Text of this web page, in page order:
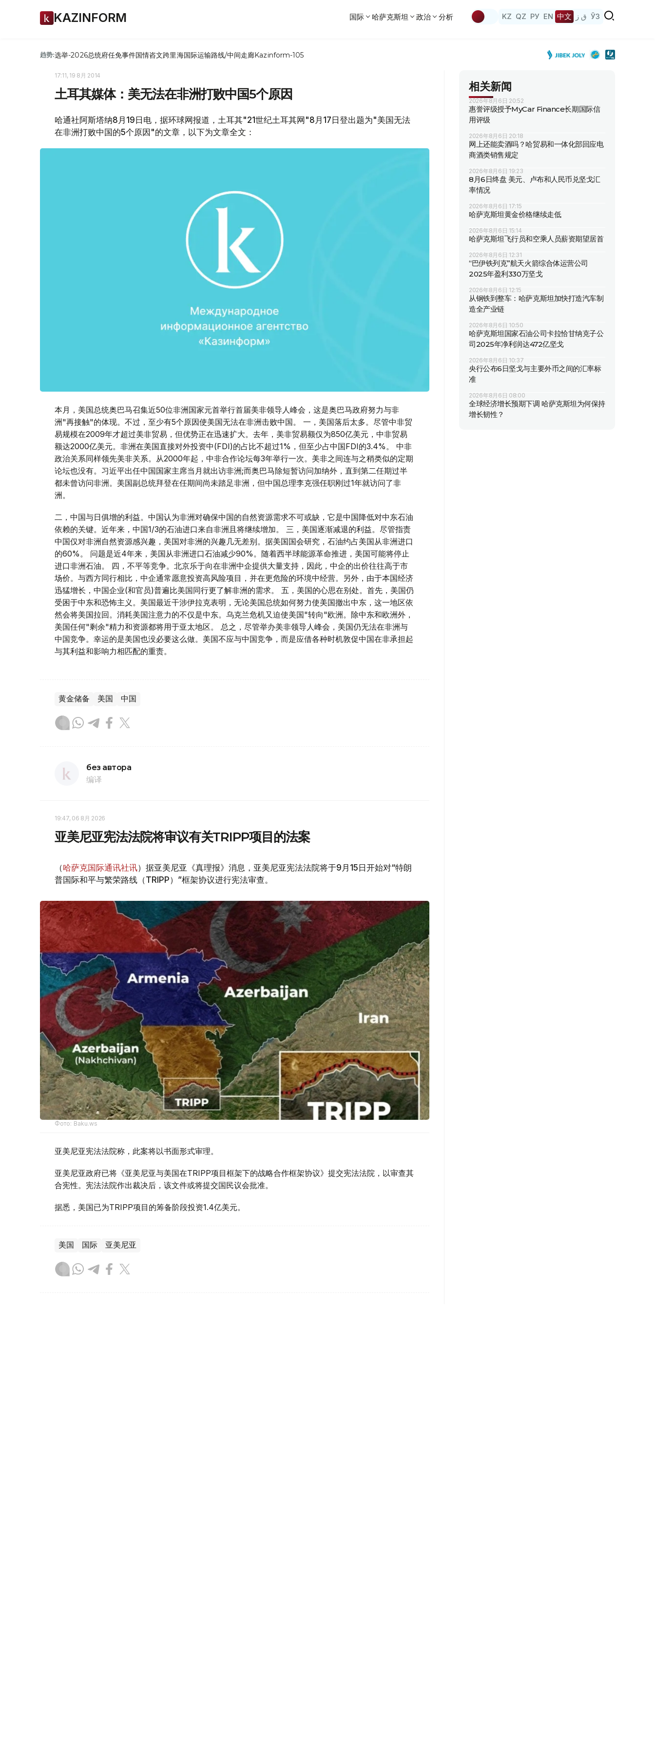
KAZINFORM 国际 哈萨克斯坦 政治 分析 KZ QZ РУ EN 中文 ق ز ЎЗ
趋势:选举-2026总统府任免事件国情咨文跨里海国际运输路线/中间走廊Kazinform-105
17:11, 19 8月 2014
土耳其媒体：美无法在非洲打败中国5个原因
哈通社阿斯塔纳8月19日电，据环球网报道，土耳其"21世纪土耳其网"8月17日登出题为"美国无法
在非洲打败中国的5个原因"的文章，以下为文章全文：
本月，美国总统奥巴马召集近50位非洲国家元首举行首届美非领导人峰会，这是奥巴马政府努力与非
洲"再接触"的体现。不过，至少有5个原因使美国无法在非洲击败中国。 一，美国落后太多。尽管中非贸
易规模在2009年才超过美非贸易，但优势正在迅速扩大。去年，美非贸易额仅为850亿美元，中非贸易
额达2000亿美元。非洲在美国直接对外投资中(FDI)的占比不超过1%，但至少占中国FDI的3.4%。 中非
政治关系同样领先美非关系。从2000年起，中非合作论坛每3年举行一次。美非之间连与之稍类似的定期
论坛也没有。习近平出任中国国家主席当月就出访非洲;而奥巴马除短暂访问加纳外，直到第二任期过半
都未曾访问非洲。美国副总统拜登在任期间尚未踏足非洲，但中国总理李克强任职刚过1年就访问了非
洲。
二，中国与日俱增的利益。中国认为非洲对确保中国的自然资源需求不可或缺，它是中国降低对中东石油
依赖的关键。近年来，中国1/3的石油进口来自非洲且将继续增加。 三，美国逐渐减退的利益。尽管指责
中国仅对非洲自然资源感兴趣，美国对非洲的兴趣几无差别。据美国国会研究，石油约占美国从非洲进口
的60%。 问题是近4年来，美国从非洲进口石油减少90%。随着西半球能源革命推进，美国可能将停止
进口非洲石油。 四，不平等竞争。北京乐于向在非洲中企提供大量支持，因此，中企的出价往往高于市
场价。与西方同行相比，中企通常愿意投资高风险项目，并在更危险的环境中经营。另外，由于本国经济
迅猛增长，中国企业(和官员)普遍比美国同行更了解非洲的需求。 五，美国的心思在别处。首先，美国仍
受困于中东和恐怖主义。美国最近干涉伊拉克表明，无论美国总统如何努力使美国撤出中东，这一地区依
然会将美国拉回。消耗美国注意力的不仅是中东。乌克兰危机又迫使美国"转向"欧洲。除中东和欧洲外，
美国任何"剩余"精力和资源都将用于亚太地区。 总之，尽管举办美非领导人峰会，美国仍无法在非洲与
中国竞争。幸运的是美国也没必要这么做。美国不应与中国竞争，而是应借各种时机敦促中国在非承担起
与其利益和影响力相匹配的重责。
黄金储备 美国 中国
без автора
编译
19:47, 06 8月 2026
亚美尼亚宪法法院将审议有关TRIPP项目的法案
（哈萨克国际通讯社讯）据亚美尼亚《真理报》消息，亚美尼亚宪法法院将于9月15日开始对“特朗
普国际和平与繁荣路线（TRIPP）”框架协议进行宪法审查。
Фото: Baku.ws
亚美尼亚宪法法院称，此案将以书面形式审理。
亚美尼亚政府已将《亚美尼亚与美国在TRIPP项目框架下的战略合作框架协议》提交宪法法院，以审查其
合宪性。宪法法院作出裁决后，该文件或将提交国民议会批准。
据悉，美国已为TRIPP项目的筹备阶段投资1.4亿美元。
美国 国际 亚美尼亚
相关新闻
2026年8月6日 20:52
惠誉评级授予MyCar Finance长期国际信
用评级
2026年8月6日 20:18
网上还能卖酒吗？哈贸易和一体化部回应电
商酒类销售规定
2026年8月6日 19:23
8月6日终盘 美元、卢布和人民币兑坚戈汇
率情况
2026年8月6日 17:15
哈萨克斯坦黄金价格继续走低
2026年8月6日 15:14
哈萨克斯坦飞行员和空乘人员薪资期望居首
2026年8月6日 12:31
“巴伊铁列克”航天火箭综合体运营公司
2025年盈利330万坚戈
2026年8月6日 12:15
从钢铁到整车：哈萨克斯坦加快打造汽车制
造全产业链
2026年8月6日 10:50
哈萨克斯坦国家石油公司卡拉恰甘纳克子公
司2025年净利润达472亿坚戈
2026年8月6日 10:37
央行公布6日坚戈与主要外币之间的汇率标
准
2026年8月6日 08:00
全球经济增长预期下调 哈萨克斯坦为何保持
增长韧性？